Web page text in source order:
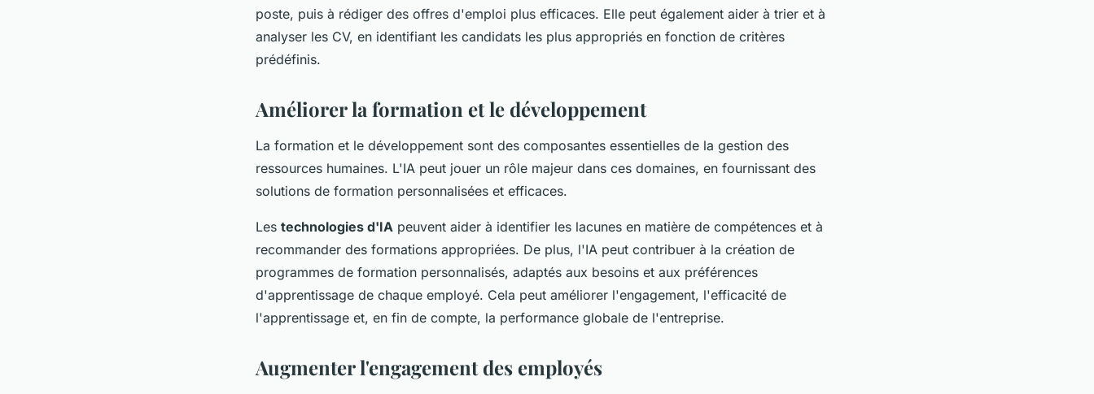
poste, puis à rédiger des offres d'emploi plus efficaces. Elle peut également aider à trier et à
analyser les CV, en identifiant les candidats les plus appropriés en fonction de critères
prédéfinis.
Améliorer la formation et le développement
La formation et le développement sont des composantes essentielles de la gestion des
ressources humaines. L'IA peut jouer un rôle majeur dans ces domaines, en fournissant des
solutions de formation personnalisées et efficaces.
Les technologies d'IA peuvent aider à identifier les lacunes en matière de compétences et à
recommander des formations appropriées. De plus, l'IA peut contribuer à la création de
programmes de formation personnalisés, adaptés aux besoins et aux préférences
d'apprentissage de chaque employé. Cela peut améliorer l'engagement, l'efficacité de
l'apprentissage et, en fin de compte, la performance globale de l'entreprise.
Augmenter l'engagement des employés